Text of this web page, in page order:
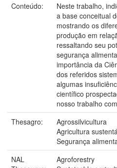
Conteúdo:
Neste trabalho,
a base conceitual
mostrando os
produção em
ressaltando seu
segurança
importância da
dos referidos
algumas
científico
nosso trabalho
Thesagro:
Agrossilvicultura
Agricultura
Segurança
NAL
Agroforestry